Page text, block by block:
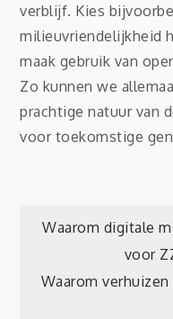
verblijf. Kies
milieuvriendelijkheid
maak gebruik van
Zo kunnen we
prachtige natuur van
voor toekomstige
Post
Waarom digitale
voor
Waarom